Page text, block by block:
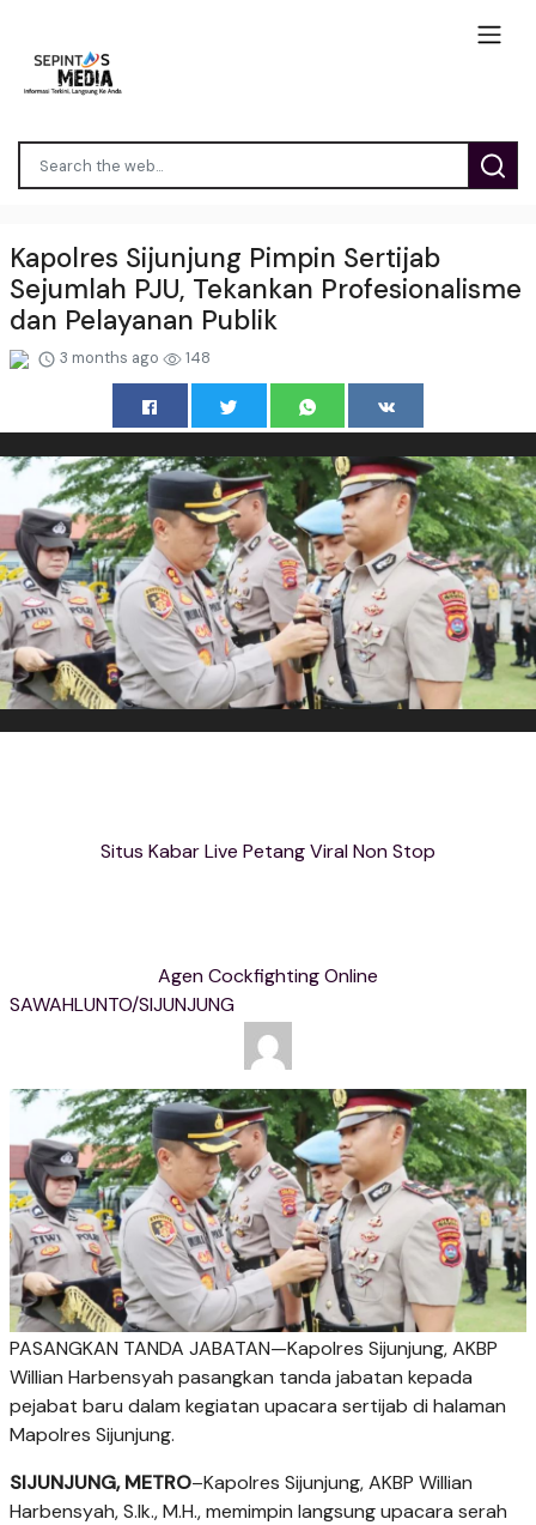
Kapolres Sijunjung Pimpin Sertijab
Sejumlah PJU, Tekankan Profesionalisme
dan Pelayanan Publik
3 months ago 148
Situs Kabar Live Petang Viral Non Stop
Agen Cockfighting Online
SAWAHLUNTO/SIJUNJUNG
PASANGKAN TANDA JABATAN—Kapolres Sijunjung, AKBP
Willian Harbensyah pasangkan tanda jabatan kepada
pejabat baru dalam kegiatan upacara sertijab di halaman
Mapolres Sijunjung.
SIJUNJUNG, METRO–Kapolres Sijunjung, AKBP Willian
Harbensyah, S.Ik., M.H., memimpin langsung upacara serah